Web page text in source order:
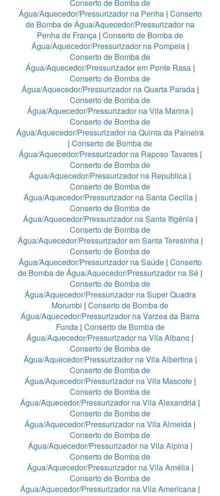
Conserto de Bomba de
Água/Aquecedor/Pressurizador na Penha| Conserto
de Bomba de Água/Aquecedor/Pressurizador na
Penha de França | Conserto de Bomba de
Água/Aquecedor/Pressurizador na Pompeia|
Conserto de Bomba de
Água/Aquecedor/Pressurizador em Ponte Rasa|
Conserto de Bomba de
Água/Aquecedor/Pressurizador na Quarta Parada|
Conserto de Bomba de
Água/Aquecedor/Pressurizador na Vila Marina |
Conserto de Bomba de
Água/Aquecedor/Pressurizador na Quinta da Paineira
| Conserto de Bomba de
Água/Aquecedor/Pressurizador na Raposo Tavares|
Conserto de Bomba de
Água/Aquecedor/Pressurizador na Republica |
Conserto de Bomba de
Água/Aquecedor/Pressurizador na Santa Cecilia|
Conserto de Bomba de
Água/Aquecedor/Pressurizador na Santa Ifigênia |
Conserto de Bomba de
Água/Aquecedor/Pressurizador em Santa Teresinha|
Conserto de Bomba de
Água/Aquecedor/Pressurizador na Saúde| Conserto
de Bomba de Água/Aquecedor/Pressurizador na Sé |
Conserto de Bomba de
Água/Aquecedor/Pressurizador na Super Quadra
Morumbi | Conserto de Bomba de
Água/Aquecedor/Pressurizador na Varzea da Barra
Funda| Conserto de Bomba de
Água/Aquecedor/Pressurizador na Vila Albano |
Conserto de Bomba de
Água/Aquecedor/Pressurizador na Vila Albertina|
Conserto de Bomba de
Água/Aquecedor/Pressurizador na Vila Mascote|
Conserto de Bomba de
Água/Aquecedor/Pressurizador na Vila Alexandria |
Conserto de Bomba de
Água/Aquecedor/Pressurizador na Vila Almeida |
Conserto de Bomba de
Água/Aquecedor/Pressurizador na Vila Alpina |
Conserto de Bomba de
Água/Aquecedor/Pressurizador na Vila Amélia |
Conserto de Bomba de
Água/Aquecedor/Pressurizador na Vila Americana |